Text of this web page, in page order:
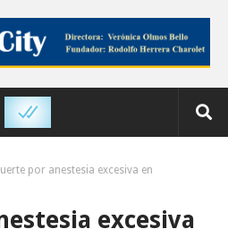
por anestesia excesiva en
excesiva